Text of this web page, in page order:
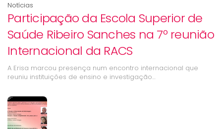
Notícias
Participação da Escola Superior de
Saúde Ribeiro Sanches na 7º reunião
Internacional da RACS
A Erisa marcou presença num encontro internacional que
reuniu instituições de ensino e investigação…